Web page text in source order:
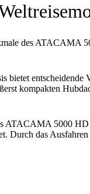
des ATACAMA
bietet
kompakten
ATACAMA 5000 HD
Durch das